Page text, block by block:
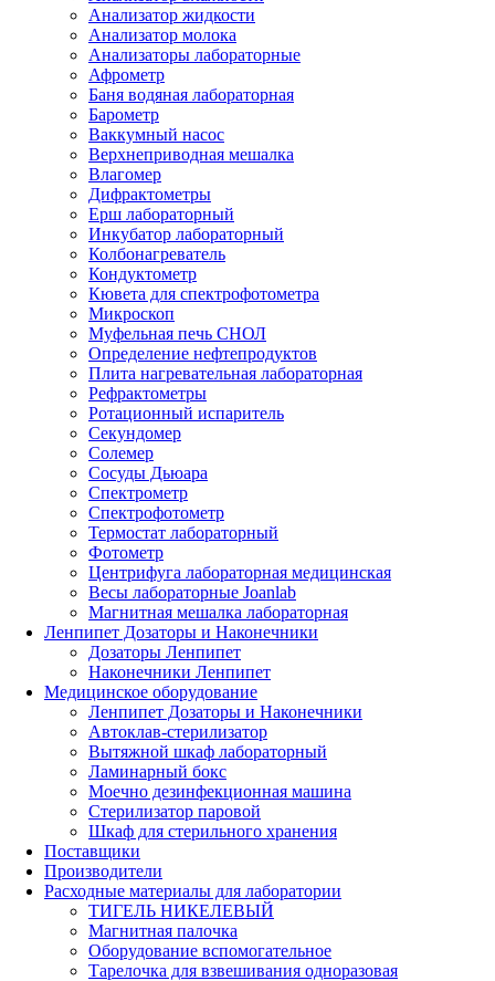
Анализатор жидкости
Анализатор молока
Анализаторы лабораторные
Афрометр
Баня водяная лабораторная
Барометр
Ваккумный насос
Верхнеприводная мешалка
Влагомер
Дифрактометры
Ерш лабораторный
Инкубатор лабораторный
Колбонагреватель
Кондуктометр
Кювета для спектрофотометра
Микроскоп
Муфельная печь СНОЛ
Определение нефтепродуктов
Плита нагревательная лабораторная
Рефрактометры
Ротационный испаритель
Секундомер
Солемер
Сосуды Дьюара
Спектрометр
Спектрофотометр
Термостат лабораторный
Фотометр
Центрифуга лабораторная медицинская
Весы лабораторные Joanlab
Магнитная мешалка лабораторная
Ленпипет Дозаторы и Наконечники
Дозаторы Ленпипет
Наконечники Ленпипет
Медицинское оборудование
Ленпипет Дозаторы и Наконечники
Автоклав-стерилизатор
Вытяжной шкаф лабораторный
Ламинарный бокс
Моечно дезинфекционная машина
Стерилизатор паровой
Шкаф для стерильного хранения
Поставщики
Производители
Расходные материалы для лаборатории
ТИГЕЛЬ НИКЕЛЕВЫЙ
Магнитная палочка
Оборудование вспомогательное
Тарелочка для взвешивания одноразовая